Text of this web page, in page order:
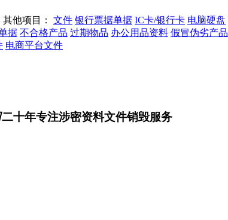
他项目： 文件 银行票据单据 IC卡/银行卡 电脑硬盘
据 不合格产品 过期物品 办公用品资料 假冒伪劣产品
电商平台文件
二十年专注涉密资料文件销毁服务